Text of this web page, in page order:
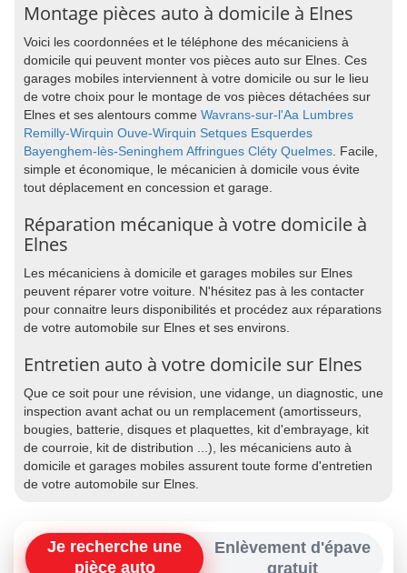
Montage pièces auto à domicile à Elnes
Voici les coordonnées et le téléphone des mécaniciens à
domicile qui peuvent monter vos pièces auto sur Elnes. Ces
garages mobiles interviennent à votre domicile ou sur le lieu
de votre choix pour le montage de vos pièces détachées sur
Elnes et ses alentours comme Wavrans-sur-l'Aa Lumbres
Remilly-Wirquin Ouve-Wirquin Setques Esquerdes
Bayenghem-lès-Seninghem Affringues Cléty Quelmes. Facile,
simple et économique, le mécanicien à domicile vous évite
tout déplacement en concession et garage.
Réparation mécanique à votre domicile à
Elnes
Les mécaniciens à domicile et garages mobiles sur Elnes
peuvent réparer votre voiture. N'hésitez pas à les contacter
pour connaitre leurs disponibilités et procédez aux réparations
de votre automobile sur Elnes et ses environs.
Entretien auto à votre domicile sur Elnes
Que ce soit pour une révision, une vidange, un diagnostic, une
inspection avant achat ou un remplacement (amortisseurs,
bougies, batterie, disques et plaquettes, kit d'embrayage, kit
de courroie, kit de distribution ...), les mécaniciens auto à
domicile et garages mobiles assurent toute forme d'entretien
de votre automobile sur Elnes.
Je recherche une
pièce auto
Enlèvement d'épave
gratuit